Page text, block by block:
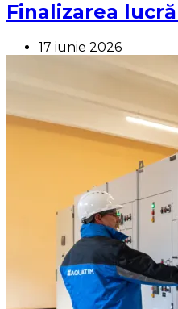
Finalizarea
17 iunie 2026